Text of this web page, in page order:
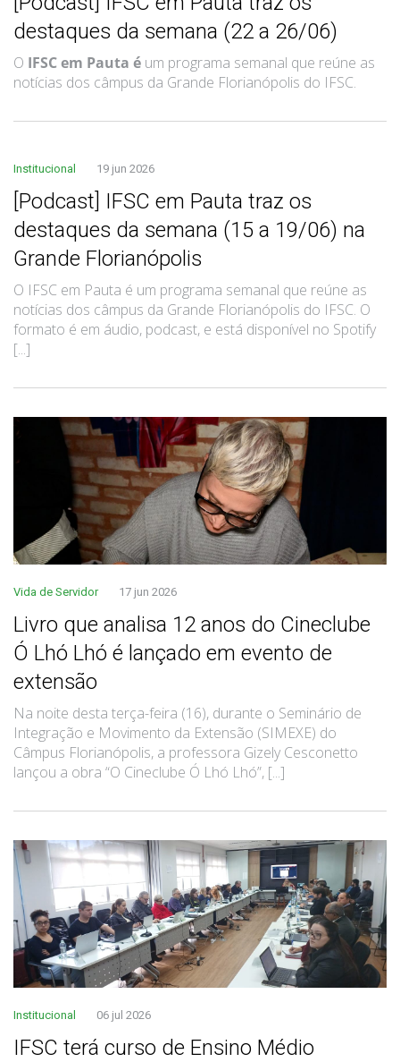
destaques da semana (22 a 26/06)
O IFSC em Pauta é um programa semanal que reúne as
notícias dos câmpus da Grande Florianópolis do IFSC.
Institucional 19 jun 2026
[Podcast] IFSC em Pauta traz os
destaques da semana (15 a 19/06) na
Grande Florianópolis
O IFSC em Pauta é um programa semanal que reúne as
notícias dos câmpus da Grande Florianópolis do IFSC. O
formato é em áudio, podcast, e está disponível no Spotify
[...]
Vida de Servidor 17 jun 2026
Livro que analisa 12 anos do Cineclube
Ó Lhó Lhó é lançado em evento de
extensão
Na noite desta terça-feira (16), durante o Seminário de
Integração e Movimento da Extensão (SIMEXE) do
Câmpus Florianópolis, a professora Gizely Cesconetto
lançou a obra “O Cineclube Ó Lhó Lhó”, [...]
Institucional 06 jul 2026
IFSC terá curso de Ensino Médio